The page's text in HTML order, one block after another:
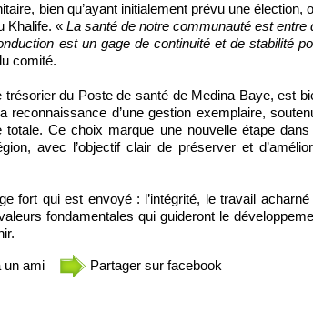
bien qu’ayant initialement prévu une élection,
Khalife. « La santé de notre communauté est entre
est un gage de continuité et de stabilité
comité.
trésorier du Poste de santé de Medina Baye, est
reconnaissance d’une gestion exemplaire,
Ce choix marque une nouvelle étape dans
avec l’objectif clair de préserver et
fort qui est envoyé : l’intégrité, le travail acharné
fondamentales qui guideront le
un ami Partager sur facebook